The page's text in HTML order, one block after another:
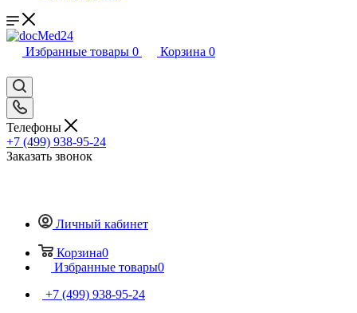
Избранные товары 0 Корзина 0
Телефоны
+7 (499) 938-95-24
Заказать звонок
Личный кабинет
Корзина0
Избранные товары0
+7 (499) 938-95-24